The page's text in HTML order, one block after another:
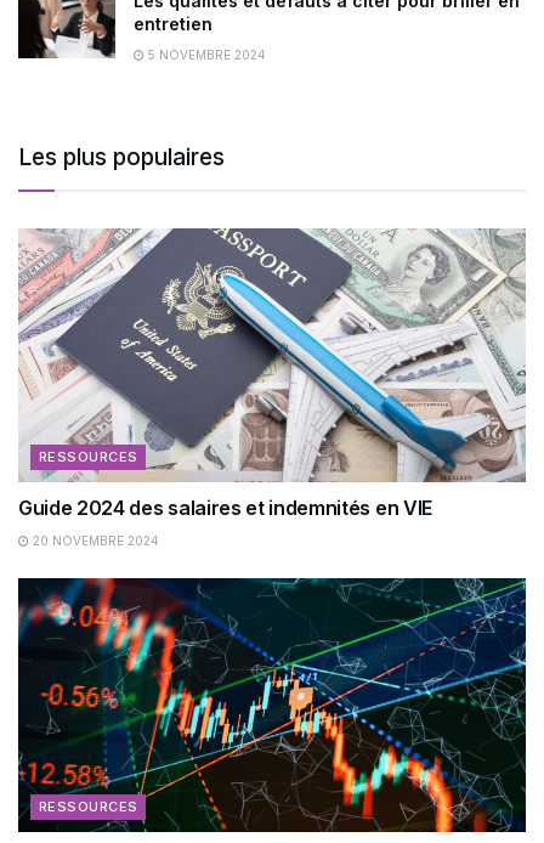
entretien
5 NOVEMBRE 2024
Les plus populaires
RESSOURCES
Guide 2024 des salaires et indemnités en VIE
20 NOVEMBRE 2024
RESSOURCES